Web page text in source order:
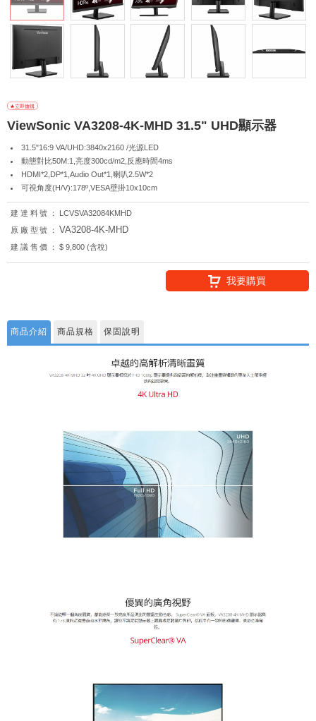
ViewSonic VA3208-4K-MHD 31.5" UHD顯示器
31.5"16:9 VA/UHD:3840x2160 /光源LED
動態對比50M:1,亮度300cd/m2,反應時間4ms
HDMI*2,DP*1,Audio Out*1,喇叭2.5W*2
可視角度(H/V):178º,VESA壁掛10x10cm
建達料號：
LCVSVA32084KMHD
原廠型號：
VA3208-4K-MHD
建議售價： $ 9,800 (含稅)
我要購買
商品介紹 商品規格 保固說明